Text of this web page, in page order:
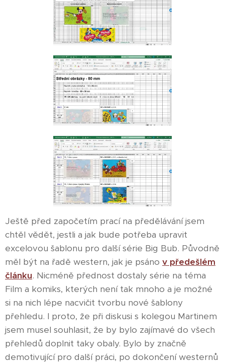
Ještě před započetím prací na předělávání jsem
chtěl vědět, jestli a jak bude potřeba upravit
excelovou šablonu pro další série Big Bub. Původně
měl být na řadě western, jak je psáno v předešlém
článku. Nicméně přednost dostaly série na téma
Film a komiks, kterých není tak mnoho a je možné
si na nich lépe nacvičit tvorbu nové šablony
přehledu. I proto, že při diskusi s kolegou Martinem
jsem musel souhlasit, že by bylo zajímavé do všech
přehledů doplnit taky obaly. Bylo by značně
demotivující pro další práci, po dokončení westernů